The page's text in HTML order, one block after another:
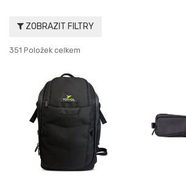
ZOBRAZIT FILTRY
351 Položek celkem